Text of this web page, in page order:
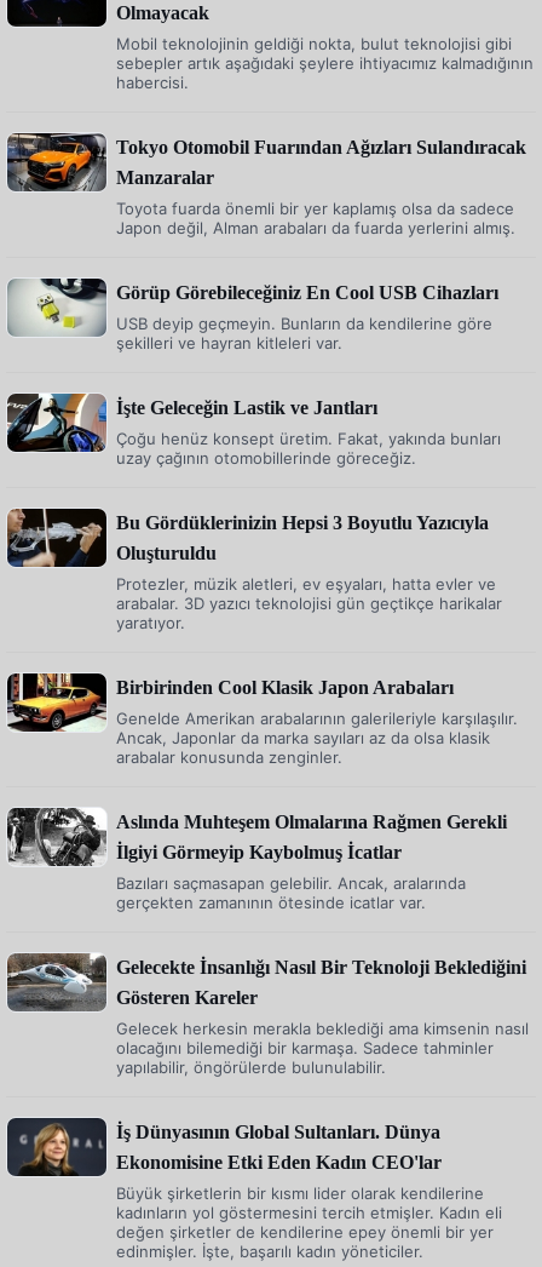
Olmayacak
Mobil teknolojinin geldiği nokta, bulut teknolojisi gibi
sebepler artık aşağıdaki şeylere ihtiyacımız kalmadığının
habercisi.
Tokyo Otomobil Fuarından Ağızları Sulandıracak
Manzaralar
Toyota fuarda önemli bir yer kaplamış olsa da sadece
Japon değil, Alman arabaları da fuarda yerlerini almış.
Görüp Görebileceğiniz En Cool USB Cihazları
USB deyip geçmeyin. Bunların da kendilerine göre
şekilleri ve hayran kitleleri var.
İşte Geleceğin Lastik ve Jantları
Çoğu henüz konsept üretim. Fakat, yakında bunları
uzay çağının otomobillerinde göreceğiz.
Bu Gördüklerinizin Hepsi 3 Boyutlu Yazıcıyla
Oluşturuldu
Protezler, müzik aletleri, ev eşyaları, hatta evler ve
arabalar. 3D yazıcı teknolojisi gün geçtikçe harikalar
yaratıyor.
Birbirinden Cool Klasik Japon Arabaları
Genelde Amerikan arabalarının galerileriyle karşılaşılır.
Ancak, Japonlar da marka sayıları az da olsa klasik
arabalar konusunda zenginler.
Aslında Muhteşem Olmalarına Rağmen Gerekli
İlgiyi Görmeyip Kaybolmuş İcatlar
Bazıları saçmasapan gelebilir. Ancak, aralarında
gerçekten zamanının ötesinde icatlar var.
Gelecekte İnsanlığı Nasıl Bir Teknoloji Beklediğini
Gösteren Kareler
Gelecek herkesin merakla beklediği ama kimsenin nasıl
olacağını bilemediği bir karmaşa. Sadece tahminler
yapılabilir, öngörülerde bulunulabilir.
İş Dünyasının Global Sultanları. Dünya
Ekonomisine Etki Eden Kadın CEO'lar
Büyük şirketlerin bir kısmı lider olarak kendilerine
kadınların yol göstermesini tercih etmişler. Kadın eli
değen şirketler de kendilerine epey önemli bir yer
edinmişler. İşte, başarılı kadın yöneticiler.